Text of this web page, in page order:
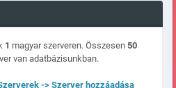
1 magyar szerveren. Összesen 50
van adatbázisunkban.
-> Szerver hozzáadása